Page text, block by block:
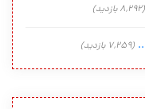
(8,292 بازدید)
(7,259 بازدید)